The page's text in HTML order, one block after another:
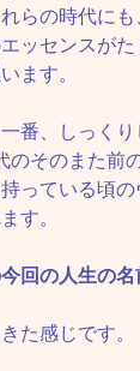
らの時代に
ッセンスが
ます。
番、しっく
のそのまた前
っている頃
す。
の人生の名
た感じです。